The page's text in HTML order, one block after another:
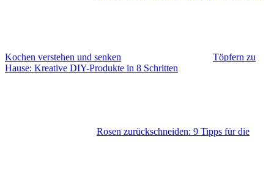
Kochen verstehen und senken
Töpfern zu
Hause: Kreative DIY-Produkte in 8 Schritten
Rosen zurückschneiden: 9 Tipps für die